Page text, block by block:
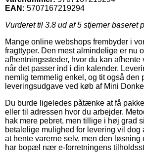
EAN: 5707167219294
Vurderet til 3.8 ud af 5 stjerner baseret
Mange online webshops frembyder i
fragttyper. Den mest almindelige er nu
afhentningssteder, hvor du kan
når det passer ind i din kalender.
nemlig temmelig enkel, og tit også den
leveringsudgave ved køb af Mini
Du burde ligeledes påtænke at få
eller til adressen hvor du arbejder.
hak mere pebret, men tillige i høj grad
betalelige mulighed for levering vil
at hente varerne selv, men den løsning
har bopæl nær e-forretningens